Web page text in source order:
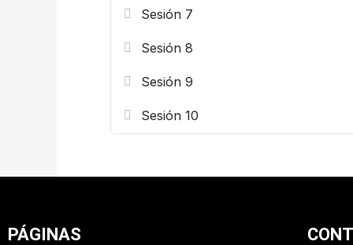
Sesión 7
Sesión 8
Sesión 9
Sesión 10
PÁGINAS